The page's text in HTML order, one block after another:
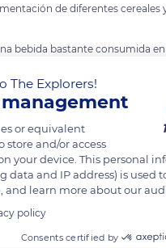
de diferentes cereales
bebida bastante consumida
de leve a mediana graduación
chicha es también
para referirse a
la chicha criolla en Venezuela
y otros jugos de frutas
The Explorers!
or equivalent
store and/or access
your device. This personal
data and IP address) is used
and learn more about our
policy
Consents certified by